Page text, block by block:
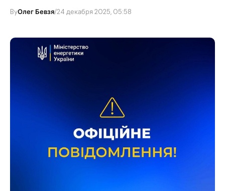
ByОлег Бевзя/24 декабря 2025, 05:58